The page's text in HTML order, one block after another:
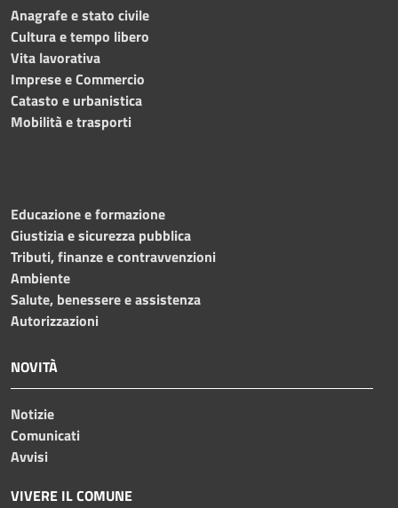
Anagrafe e stato civile
Cultura e tempo libero
Vita lavorativa
Imprese e Commercio
Catasto e urbanistica
Mobilità e trasporti
Educazione e formazione
Giustizia e sicurezza pubblica
Tributi, finanze e contravvenzioni
Ambiente
Salute, benessere e assistenza
Autorizzazioni
NOVITÀ
Notizie
Comunicati
Avvisi
VIVERE IL COMUNE